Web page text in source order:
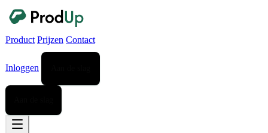
Product Prijzen Contact
Inloggen